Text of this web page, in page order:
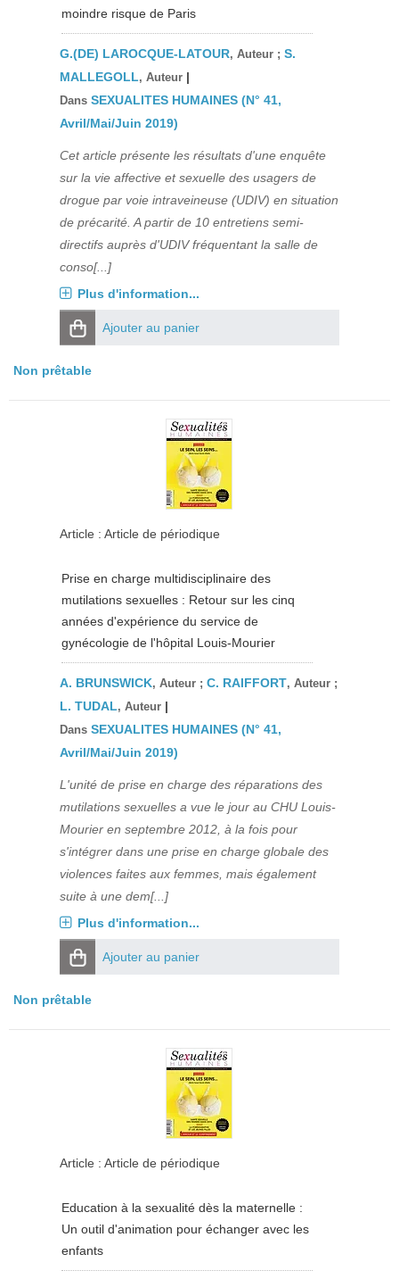
moindre risque de Paris
G.(DE) LAROCQUE-LATOUR, Auteur ;S.
MALLEGOLL, Auteur |
DansSEXUALITES HUMAINES (N° 41,
Avril/Mai/Juin 2019)
Cet article présente les résultats d'une enquête
sur la vie affective et sexuelle des usagers de
drogue par voie intraveineuse (UDIV) en situation
de précarité. A partir de 10 entretiens semi-
directifs auprès d'UDIV fréquentant la salle de
conso[...]
Plus d'information...
Ajouter au panier
Non prêtable
Article : Article de périodique
Prise en charge multidisciplinaire des
mutilations sexuelles : Retour sur les cinq
années d'expérience du service de
gynécologie de l'hôpital Louis-Mourier
A. BRUNSWICK, Auteur ;C. RAIFFORT, Auteur ;
L. TUDAL, Auteur |
DansSEXUALITES HUMAINES (N° 41,
Avril/Mai/Juin 2019)
L'unité de prise en charge des réparations des
mutilations sexuelles a vue le jour au CHU Louis-
Mourier en septembre 2012, à la fois pour
s'intégrer dans une prise en charge globale des
violences faites aux femmes, mais également
suite à une dem[...]
Plus d'information...
Ajouter au panier
Non prêtable
Article : Article de périodique
Education à la sexualité dès la maternelle :
Un outil d'animation pour échanger avec les
enfants